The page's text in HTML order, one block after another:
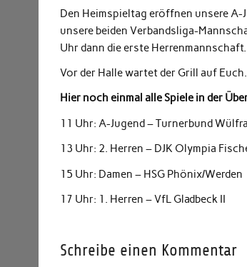
Den Heimspieltag eröffnen unsere
unsere beiden Verbandsliga-
Uhr dann die erste Herrenmannschaft.
Vor der Halle wartet der Grill auf
Hier noch einmal alle Spiele in der
11 Uhr: A-Jugend – Turnerbund
13 Uhr: 2. Herren – DJK Olympia
15 Uhr: Damen – HSG Phönix/Werden
17 Uhr: 1. Herren – VfL Gladbeck II
Schreibe einen Kommentar